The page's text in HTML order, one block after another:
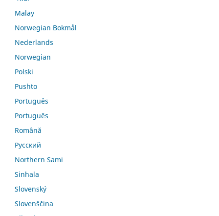
Malay
Norwegian Bokmål
Nederlands
Norwegian
Polski
Pushto
Português
Português
Română
Русский
Northern Sami
Sinhala
Slovenský
Slovenščina